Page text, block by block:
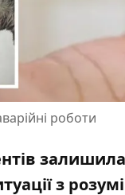
роботи
з